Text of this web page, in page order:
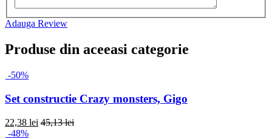
Adauga Review
Produse din aceeasi categorie
-50%
Set constructie Crazy monsters, Gigo
22,38 lei 45,13 lei
-48%